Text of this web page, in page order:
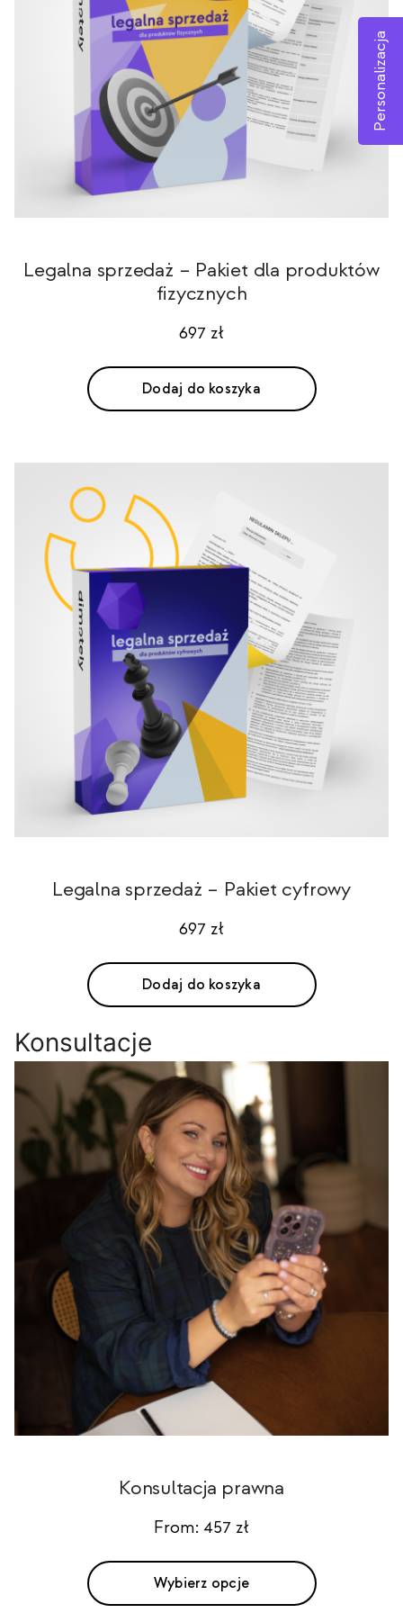
Legalna sprzedaż – Pakiet dla produktów
fizycznych
697 zł
Dodaj do koszyka
Legalna sprzedaż – Pakiet cyfrowy
697 zł
Dodaj do koszyka
Konsultacje
Konsultacja prawna
From: 457 zł
Wybierz opcje
Personalizacja